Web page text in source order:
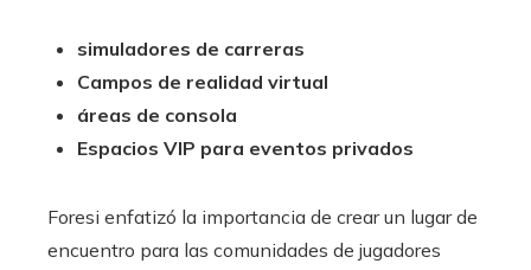
simuladores de carreras
Campos de realidad virtual
áreas de consola
Espacios VIP para eventos privados
Foresi enfatizó la importancia de crear un lugar de
encuentro para las comunidades de jugadores